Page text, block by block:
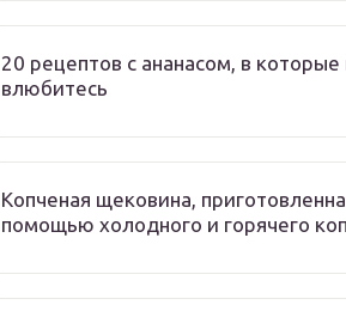
20 рецептов с ананасом, в которые
влюбитесь
Копченая щековина,
помощью холодного и горячего